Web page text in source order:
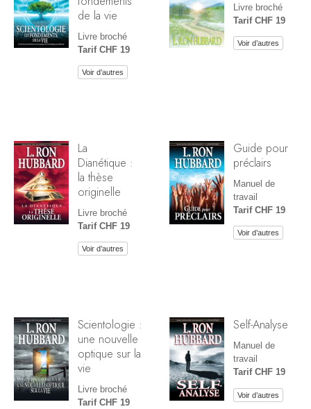
de la vie
Livre broché
Tarif CHF 19
Voir d’autres
Livre broché
Tarif CHF 19
Voir d’autres
La
Dianétique :
la thèse
originelle
Livre broché
Tarif CHF 19
Voir d’autres
Guide pour
préclairs
Manuel de
travail
Tarif CHF 19
Voir d’autres
Scientologie :
une nouvelle
optique sur la
vie
Livre broché
Tarif CHF 19
Self-Analyse
Manuel de
travail
Tarif CHF 19
Voir d’autres